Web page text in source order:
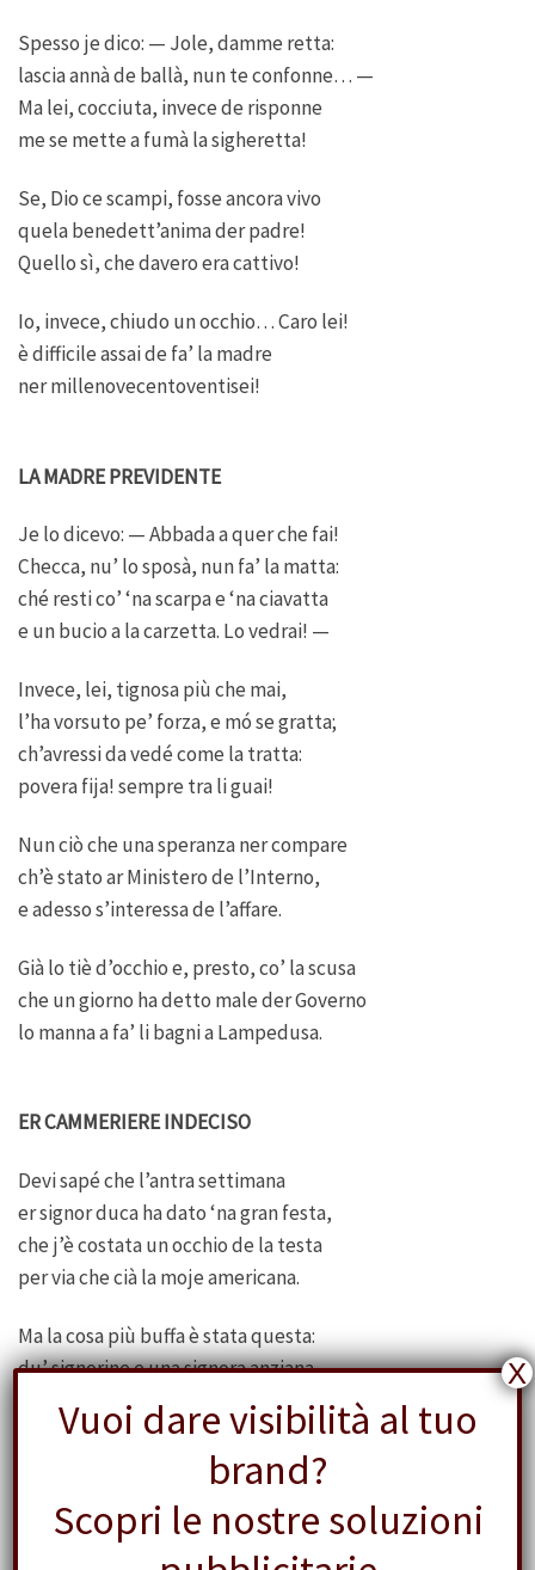
Spesso je dico: — Jole, damme retta:
lascia annà de ballà, nun te confonne… —
Ma lei, cocciuta, invece de risponne
me se mette a fumà la sigheretta!
Se, Dio ce scampi, fosse ancora vivo
quela benedett’anima der padre!
Quello sì, che davero era cattivo!
Io, invece, chiudo un occhio… Caro lei!
è difficile assai de fa’ la madre
ner millenovecentoventisei!
LA MADRE PREVIDENTE
Je lo dicevo: — Abbada a quer che fai!
Checca, nu’ lo sposà, nun fa’ la matta:
ché resti co’ ‘na scarpa e ‘na ciavatta
e un bucio a la carzetta. Lo vedrai! —
Invece, lei, tignosa più che mai,
l’ha vorsuto pe’ forza, e mó se gratta;
ch’avressi da vedé come la tratta:
povera fija! sempre tra li guai!
Nun ciò che una speranza ner compare
ch’è stato ar Ministero de l’Interno,
e adesso s’interessa de l’affare.
Già lo tiè d’occhio e, presto, co’ la scusa
che un giorno ha detto male der Governo
lo manna a fa’ li bagni a Lampedusa.
ER CAMMERIERE INDECISO
Devi sapé che l’antra settimana
er signor duca ha dato ‘na gran festa,
che j’è costata un occhio de la testa
per via che cià la moje americana.
Ma la cosa più buffa è stata questa:
du’ signorine e una signora anziana
staveno a sede sopra un’ottomana
come se nun ciavessero la vesta.
Ecco che la signora, doppo er ballo,
m’ha detto: — C’è mi’ fija che vô un té
un po’ allungato, ma piuttosto callo… —
Vuoi dare visibilità al tuo
brand?
Scopri le nostre soluzioni
X